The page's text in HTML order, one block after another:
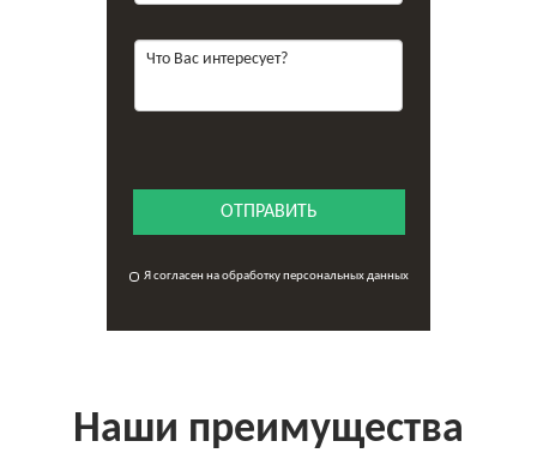
ОТПРАВИТЬ
Я согласен на обработку персональных данных
Наши преимущества